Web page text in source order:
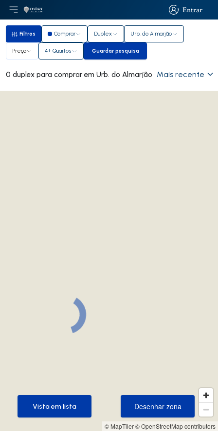
Entrar
Entrar
Abri menu principal
LogoIr para página inicial
Filtros
Filtros Comprar Duplex Urb. do Almarjão
Preço 4+ Quartos Guardar pesquisa
Guardar pesquisa
0 duplex para comprar em Urb. do Almarjão Mais recente
© MapTiler© OpenStreetMap contributors
Desenhar zona
Desenhar zona
Vista em lista
Vista em lista